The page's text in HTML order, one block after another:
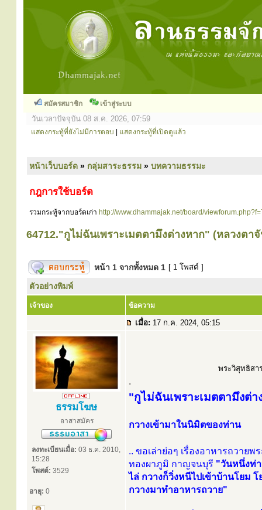
สมัครสมาชิก เข้าสู่ระบบ
วันเวลาปัจจุบัน 08 ส.ค. 2026, 07:59
แสดงกระทู้ที่ยังไม่มีการตอบ แสดงกระทู้ที่เปิดดูแล้ว
หน้าเว็บบอร์ด » กลุ่มสาระธรรม » บทความธรรมะ
กฎการใช้บอร์ด
รวมกระทู้จากบอร์ดเก่า http://www.dhammajak.net/board/
64712."กูไม่ฉันเพราะเมตตามึงต่างหาก" (หลวงตา
หน้า 1 จากทั้งหมด 1 [ 1 โพสต์ ]
ตัวอย่างพิมพ์
เจ้าของ ข้อความ
เมื่อ: 17 ก.ค. 2024, 05:15
ธรรมโฆษ
อาสาสมัคร
ลงทะเบียนเมื่อ: 03 ธ.ค. 2010,
15:28
โพสต์: 3529
อายุ: 0
พระวิสุทธิสา
.
"กูไม่ฉันเพราะเมตตามึงต่า
กวางเข้ามาในนิมิตของท่าน
.. ขอเล่าย่อๆ เรื่องอาหารถวายพ
ทองผาภูมิ กาญจนบุรี "วันหนึ่งท่า
ไล่ กวางก็วิ่งหนีไปเข้าบ้านโยม
กวางมาทำอาหารถวาย"